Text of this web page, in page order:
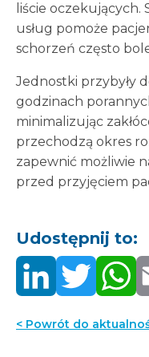
liście oczekujących.
usług pomoże
schorzeń często
Jednostki przybyły
godzinach
minimalizując
przechodzą okres
zapewnić możliwie
przed przyjęciem
Udostępnij to:
< Powrót do